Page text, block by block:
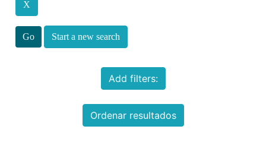
Start a new search
Add filters:
Ordenar resultados